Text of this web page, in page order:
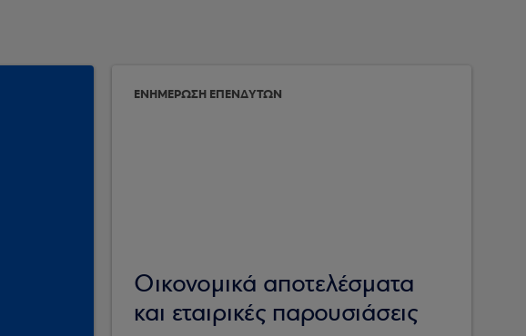
ΕΝΗΜΕΡΩΣΗ ΕΠΕΝΔΥΤΩΝ
Οικονομικά αποτελέσματα
και εταιρικές παρουσιάσεις